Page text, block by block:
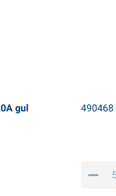
gul 490468